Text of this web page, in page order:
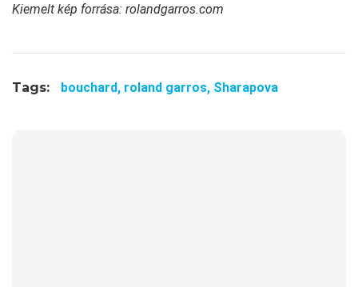
Kiemelt kép forrása: rolandgarros.com
Tags: bouchard, roland garros, Sharapova